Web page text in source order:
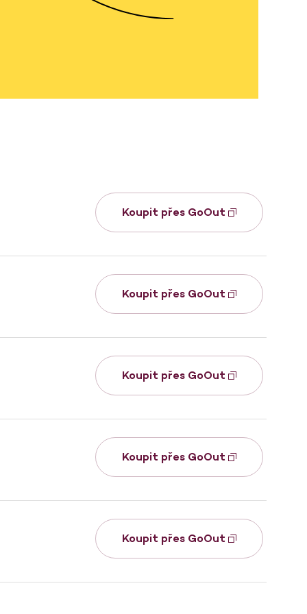
Koupit přes GoOut
Koupit přes GoOut
Koupit přes GoOut
Koupit přes GoOut
Koupit přes GoOut